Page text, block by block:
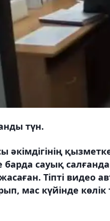
түн.
әкімдігінің
сауық
Тіпті видео
мас күйінде көлік